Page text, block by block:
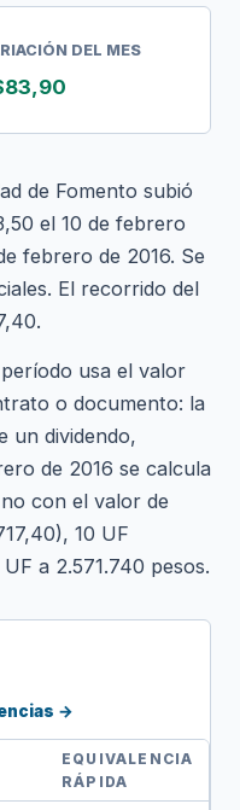
DEL MES
de Fomento subió
el 10 de febrero
febrero de 2016. Se
El recorrido del
usa el valor
o documento: la
un dividendo,
de 2016 se calcula
con el valor de
10 UF
a 2.571.740 pesos.
→
EQUIVALENCIA
RÁPIDA